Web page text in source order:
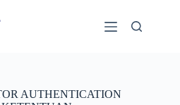
AUTHENTICATION